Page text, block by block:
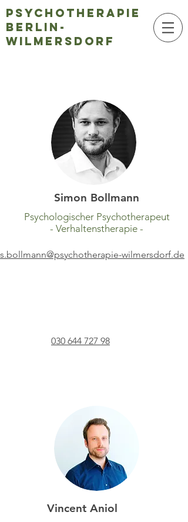
Psychotherapie
Berlin-
Wilmersdorf
Simon Bollmann
Psychologischer Psychotherapeut
- Verhaltenstherapie -
s.bollmann@psychotherapie-wilmersdorf.de
030 644 727 98
Vincent Aniol